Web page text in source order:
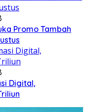
Promo Tambah
Digital,